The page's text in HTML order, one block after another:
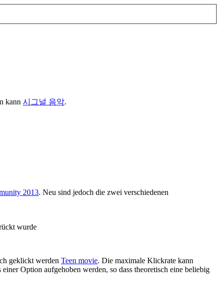
kann 시그널 음악.
2013. Neu sind jedoch die zwei verschiedenen
wurde
geklickt werden Teen movie. Die maximale Klickrate kann
Option aufgehoben werden, so dass theoretisch eine beliebig